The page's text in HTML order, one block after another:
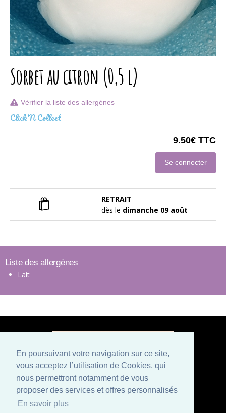
En poursuivant votre navigation sur ce site,
vous acceptez l’utilisation de Cookies, qui
nous permettront notamment de vous
proposer des services et offres personnalisés
En savoir plus
Sorbet au citron (0,5 l)
Vérifier la liste des allergènes
Click'N Collect
9.50€ TTC
Se connecter
RETRAIT
dès le dimanche 09 août
Liste des allergènes
Lait
Paiement sécurisé
Mentions légales
Conditions générales de vente
Politique de confidentialité et CGU